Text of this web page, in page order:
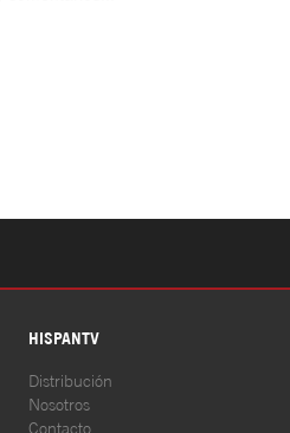
HISPANTV
Distribución
Nosotros
Contacto